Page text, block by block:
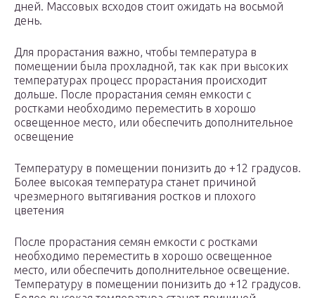
дней. Массовых всходов стоит ожидать на восьмой
день.
Для прорастания важно, чтобы температура в
помещении была прохладной, так как при высоких
температурах процесс прорастания происходит
дольше. После прорастания семян емкости с
ростками необходимо переместить в хорошо
освещенное место, или обеспечить дополнительное
освещение
Температуру в помещении понизить до +12 градусов.
Более высокая температура станет причиной
чрезмерного вытягивания ростков и плохого
цветения
После прорастания семян емкости с ростками
необходимо переместить в хорошо освещенное
место, или обеспечить дополнительное освещение.
Температуру в помещении понизить до +12 градусов.